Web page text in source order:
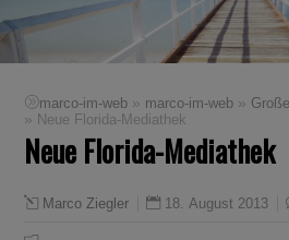
marco-im-web » marco-im-web »
» Neue Florida-Mediathek
Neue Florida-Mediathek
Marco Ziegler 18. August 2013